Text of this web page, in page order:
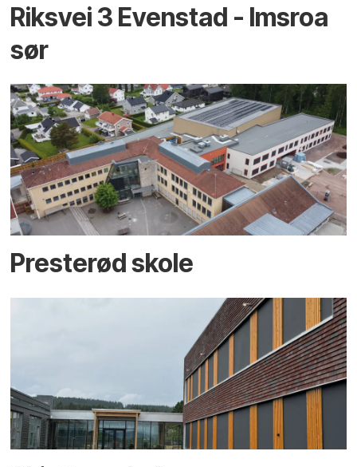
Riksvei 3 Evenstad - Imsroa
sør
Presterød skole